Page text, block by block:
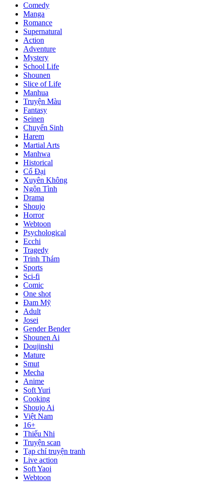
Comedy
Manga
Romance
Supernatural
Action
Adventure
Mystery
School Life
Shounen
Slice of Life
Manhua
Truyện Màu
Fantasy
Seinen
Chuyển Sinh
Harem
Martial Arts
Manhwa
Historical
Cổ Đại
Xuyên Không
Ngôn Tình
Drama
Shoujo
Horror
Webtoon
Psychological
Ecchi
Tragedy
Trinh Thám
Sports
Sci-fi
Comic
One shot
Đam Mỹ
Adult
Josei
Gender Bender
Shounen Ai
Doujinshi
Mature
Smut
Mecha
Anime
Soft Yuri
Cooking
Shoujo Ai
Việt Nam
16+
Thiếu Nhi
Truyện scan
Tạp chí truyện tranh
Live action
Soft Yaoi
Webtoon